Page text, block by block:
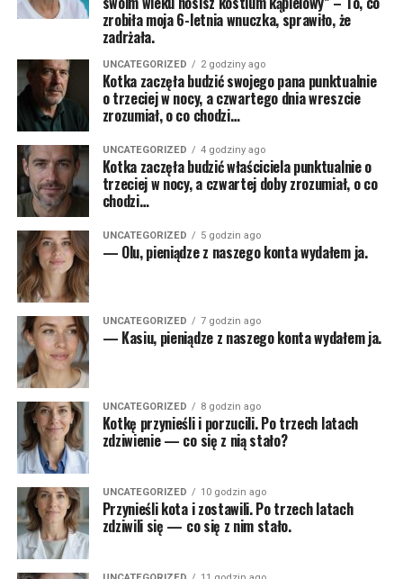
zrobiła moja 6-letnia wnuczka, sprawiło, że
zadrżała.
UNCATEGORIZED 2 godziny ago
Kotka zaczęła budzić swojego pana punktualnie
o trzeciej w nocy, a czwartego dnia wreszcie
zrozumiał, o co chodzi…
UNCATEGORIZED 4 godziny ago
Kotka zaczęła budzić właściciela punktualnie o
trzeciej w nocy, a czwartej doby zrozumiał, o co
chodzi…
UNCATEGORIZED 5 godzin ago
— Olu, pieniądze z naszego konta wydałem ja.
UNCATEGORIZED 7 godzin ago
— Kasiu, pieniądze z naszego konta wydałem ja.
UNCATEGORIZED 8 godzin ago
Kotkę przynieśli i porzucili. Po trzech latach
zdziwienie — co się z nią stało?
UNCATEGORIZED 10 godzin ago
Przynieśli kota i zostawili. Po trzech latach
zdziwili się — co się z nim stało.